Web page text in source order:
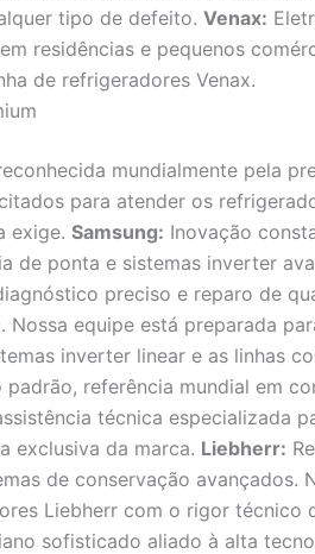
tipo de defeito. Venax:
residências e pequenos
de refrigeradores Venax.
mundialmente pela
para atender os
exige. Samsung: Inovação
de ponta e sistemas inverter
preciso e reparo de
equipe está preparada
inverter linear e as linhas
referência mundial em
técnica especializada
exclusiva da marca. Liebherr:
de conservação avançados.
Liebherr com o rigor técnico
sofisticado aliado à alta